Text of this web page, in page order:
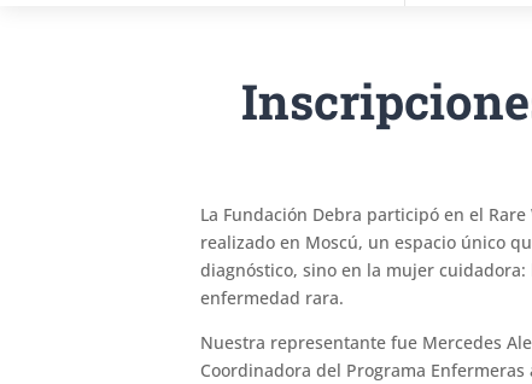
La Fundación Debra participó en el
realizado en Moscú, un espacio único
diagnóstico, sino en la mujer
enfermedad rara.
Nuestra representante fue Mercedes
Coordinadora del Programa